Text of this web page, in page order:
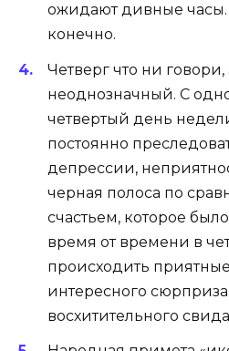
ожидают дивные часы.
конечно.
Четверг что ни говори,
неоднозначный. С
четвертый день
постоянно
депрессии,
черная полоса по
счастьем, которое
время от времени в
происходить
интересного
восхитительного